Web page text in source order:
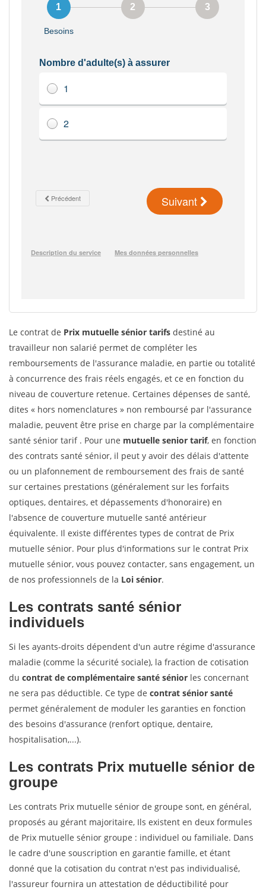
Le contrat de Prix mutuelle sénior tarifs destiné au
travailleur non salarié permet de compléter les
remboursements de l'assurance maladie, en partie ou totalité
à concurrence des frais réels engagés, et ce en fonction du
niveau de couverture retenue. Certaines dépenses de santé,
dites « hors nomenclatures » non remboursé par l'assurance
maladie, peuvent être prise en charge par la complémentaire
santé sénior tarif . Pour une mutuelle senior tarif, en fonction
des contrats santé sénior, il peut y avoir des délais d'attente
ou un plafonnement de remboursement des frais de santé
sur certaines prestations (généralement sur les forfaits
optiques, dentaires, et dépassements d'honoraire) en
l'absence de couverture mutuelle santé antérieur
équivalente. Il existe différentes types de contrat de Prix
mutuelle sénior. Pour plus d'informations sur le contrat Prix
mutuelle sénior, vous pouvez contacter, sans engagement, un
de nos professionnels de la Loi sénior.
Les contrats santé sénior
individuels
Si les ayants-droits dépendent d'un autre régime d'assurance
maladie (comme la sécurité sociale), la fraction de cotisation
du contrat de complémentaire santé sénior les concernant
ne sera pas déductible. Ce type de contrat sénior santé
permet généralement de moduler les garanties en fonction
des besoins d'assurance (renfort optique, dentaire,
hospitalisation,...).
Les contrats Prix mutuelle sénior de
groupe
Les contrats Prix mutuelle sénior de groupe sont, en général,
proposés au gérant majoritaire, Ils existent en deux formules
de Prix mutuelle sénior groupe : individuel ou familiale. Dans
le cadre d'une souscription en garantie famille, et étant
donné que la cotisation du contrat n'est pas individualisé,
l'assureur fournira un attestation de déductibilité pour